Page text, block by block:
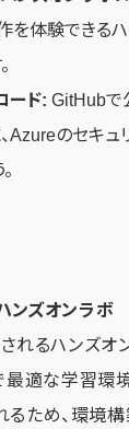
を体験できる
ード: GitHubで
Azureのセキュ
ズオンラボ
るハンズオ
適な学習環
るため、環境